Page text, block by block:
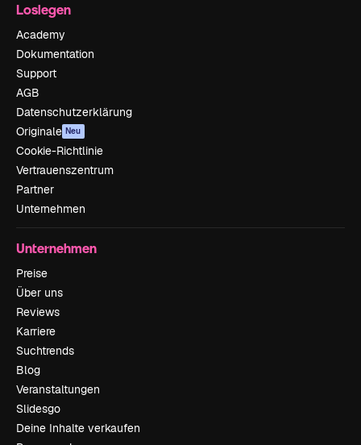
Loslegen
Academy
Dokumentation
Support
AGB
Datenschutzerklärung
Originale Neu
Cookie-Richtlinie
Vertrauenszentrum
Partner
Unternehmen
Unternehmen
Preise
Über uns
Reviews
Karriere
Suchtrends
Blog
Veranstaltungen
Slidesgo
Deine Inhalte verkaufen